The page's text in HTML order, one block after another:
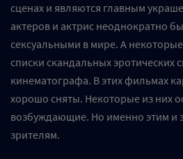
сценах и являются главным
актеров и актрис неоднократно
сексуальными в мире. А
списки скандальных эротических
кинематографа. В этих фильмах
хорошо сняты. Некоторые из них
возбуждающие. Но именно этим и
зрителям.